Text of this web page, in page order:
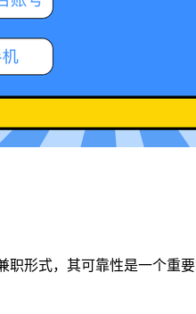
职形式，其可靠性是一个重